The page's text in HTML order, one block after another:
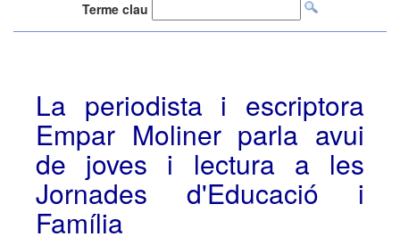
Terme clau
La periodista i escriptora
Empar Moliner parla avui
de joves i lectura a les
Jornades d'Educació i
Família